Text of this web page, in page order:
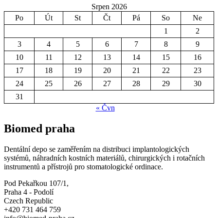
Srpen 2026
Po
Út St Čt Pá So
Ne
1
2
3
4 5 6 7 8
9
10
11 12 13 14 15
16
17
18 19 20 21 22
23
24
25 26 27 28 29
30
31
« Čvn
Biomed praha
Dentální depo se zaměřením na distribuci implantologických
systémů, náhradních kostních materiálů, chirurgických i rotačních
instrumentů a přístrojů pro stomatologické ordinace.
Pod Pekařkou 107/1,
Praha 4 - Podolí
Czech Republic
+420 731 464 759